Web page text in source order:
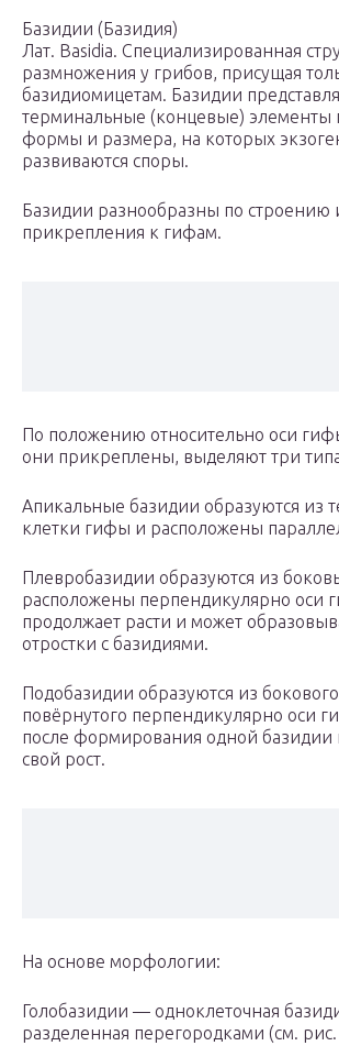
Базидии (Базидия)
Лат. Basidia. Специализированная
размножения у грибов, присущая
базидиомицетам. Базидии
терминальные (концевые) элементы
формы и размера, на которых
развиваются споры.
Базидии разнообразны по строению
прикрепления к гифам.
По положению относительно оси
они прикреплены, выделяют три
Апикальные базидии образуются из
клетки гифы и расположены
Плевробазидии образуются из
расположены перпендикулярно оси
продолжает расти и может
отростки с базидиями.
Подобазидии образуются из бокового
повёрнутого перпендикулярно оси
после формирования одной базидии
свой рост.
На основе морфологии:
Голобазидии — одноклеточная
разделенная перегородками (см. рис.